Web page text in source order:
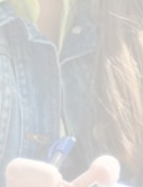
LYCÉE
TECHNOLOGIQUE